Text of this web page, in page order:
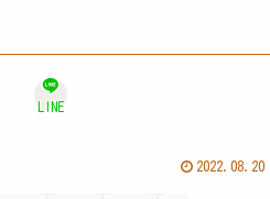
LINE
2022.08.20